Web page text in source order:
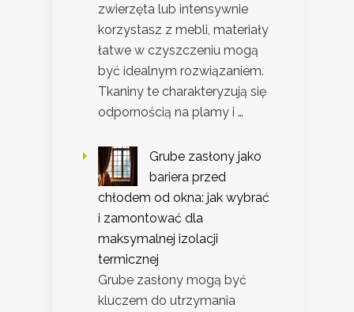
zwierzęta lub intensywnie
korzystasz z mebli, materiały
łatwe w czyszczeniu mogą
być idealnym rozwiązaniem.
Tkaniny te charakteryzują się
odpornością na plamy i …
Grube zasłony jako
bariera przed
chłodem od okna: jak wybrać
i zamontować dla
maksymalnej izolacji
termicznej
Grube zasłony mogą być
kluczem do utrzymania